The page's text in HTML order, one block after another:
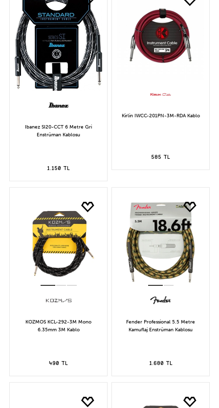
Ibanez SI20-CCT 6 Metre Gri
Enstrüman Kablosu
1.150 TL
Kirlin IWCC-201PN-3M-RDA Kablo
585 TL
KOZMOS KCL-292-3M Mono
6.35mm 3M Kablo
490 TL
Fender Professional 5.5 Metre
Kamuflaj Enstrüman Kablosu
1.680 TL